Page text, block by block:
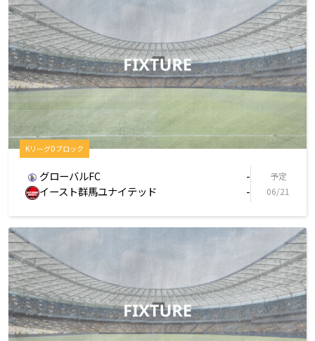
KリーグDブロック
グローバルFC -
イースト群馬ユナイテッド -
予定
06/21